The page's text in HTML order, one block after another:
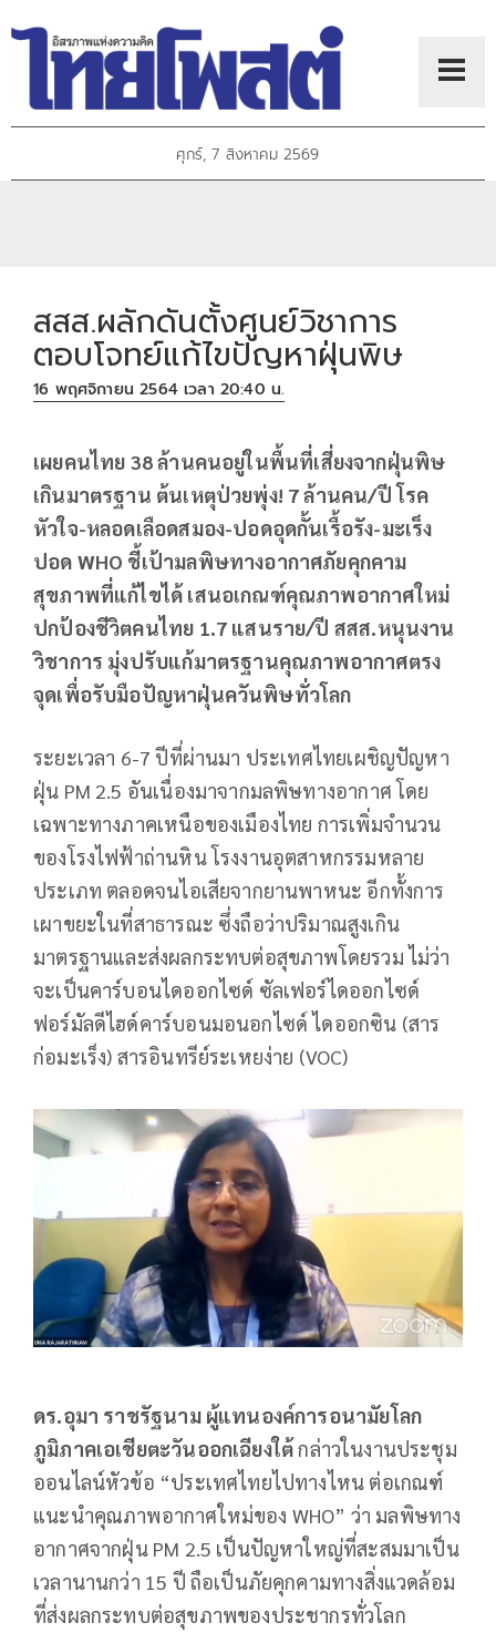
ศุกร์, 7 สิงหาคม 2569
สสส.ผลักดันตั้งศูนย์วิชาการ
ตอบโจทย์แก้ไขปัญหาฝุ่นพิษ
16 พฤศจิกายน 2564 เวลา 20:40 น.
เผยคนไทย 38 ล้านคนอยู่ในพื้นที่เสี่ยงจากฝุ่นพิษ
เกินมาตรฐาน ต้นเหตุป่วยพุ่ง! 7 ล้านคน/ปี โรค
หัวใจ-หลอดเลือดสมอง-ปอดอุดกั้นเรื้อรัง-มะเร็ง
ปอด WHO ชี้เป้ามลพิษทางอากาศภัยคุกคาม
สุขภาพที่แก้ไขได้ เสนอเกณฑ์คุณภาพอากาศใหม่
ปกป้องชีวิตคนไทย 1.7 แสนราย/ปี สสส.หนุนงาน
วิชาการ มุ่งปรับแก้มาตรฐานคุณภาพอากาศตรง
จุดเพื่อรับมือปัญหาฝุ่นควันพิษทั่วโลก
ระยะเวลา 6-7 ปีที่ผ่านมา ประเทศไทยเผชิญปัญหา
ฝุ่น PM 2.5 อันเนื่องมาจากมลพิษทางอากาศ โดย
เฉพาะทางภาคเหนือของเมืองไทย การเพิ่มจำนวน
ของโรงไฟฟ้าถ่านหิน โรงงานอุตสาหกรรมหลาย
ประเภท ตลอดจนไอเสียจากยานพาหนะ อีกทั้งการ
เผาขยะในที่สาธารณะ ซึ่งถือว่าปริมาณสูงเกิน
มาตรฐานและส่งผลกระทบต่อสุขภาพโดยรวม ไม่ว่า
จะเป็นคาร์บอนไดออกไซด์ ซัลเฟอร์ไดออกไซด์
ฟอร์มัลดีไฮด์คาร์บอนมอนอกไซด์ ไดออกซิน (สาร
ก่อมะเร็ง) สารอินทรีย์ระเหยง่าย (VOC)
ดร.อุมา ราชรัฐนาม ผู้แทนองค์การอนามัยโลก
ภูมิภาคเอเชียตะวันออกเฉียงใต้กล่าวในงานประชุม
ออนไลน์หัวข้อ “ประเทศไทยไปทางไหน ต่อเกณฑ์
แนะนำคุณภาพอากาศใหม่ของ WHO” ว่า มลพิษทาง
อากาศจากฝุ่น PM 2.5 เป็นปัญหาใหญ่ที่สะสมมาเป็น
เวลานานกว่า 15 ปี ถือเป็นภัยคุกคามทางสิ่งแวดล้อม
ที่ส่งผลกระทบต่อสุขภาพของประชากรทั่วโลก